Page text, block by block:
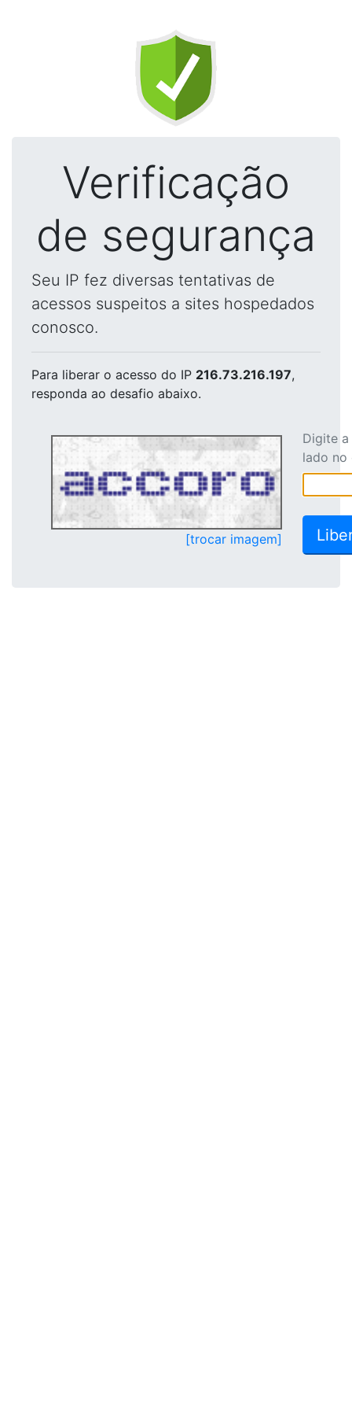
Verificação
de segurança
Seu IP fez diversas tentativas de
acessos suspeitos a sites hospedados
conosco.
Para liberar o acesso do IP 216.73.216.197,
responda ao desafio abaixo.
[trocar imagem]
Digite
lado no